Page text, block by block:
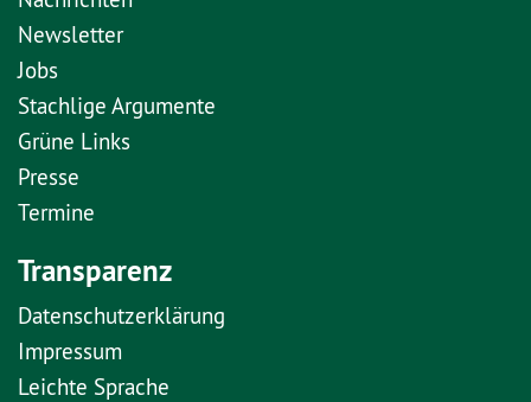
Newsletter
Jobs
Stachlige Argumente
Grüne Links
Presse
Termine
Transparenz
Datenschutzerklärung
Impressum
Leichte Sprache